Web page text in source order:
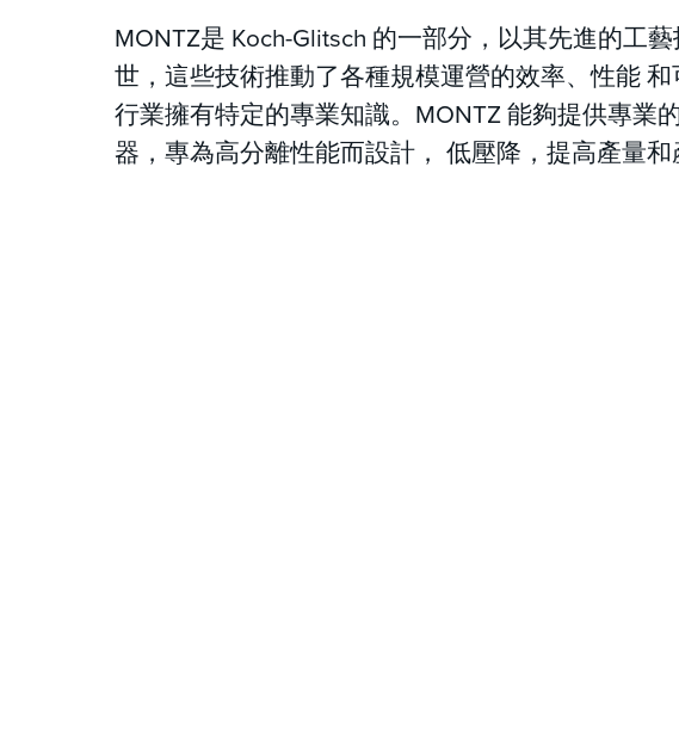
MONTZ是 Koch-Glitsch 的一部分，以其先進的工
世，這些技術推動了各種規模運營的效率、性能
行業擁有特定的專業知識。MONTZ 能夠提供專業
器，專為高分離性能而設計， 低壓降，提高產量和